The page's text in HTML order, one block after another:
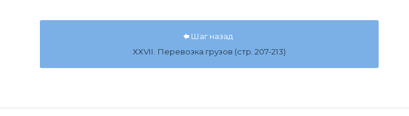
Шаг назад
ХХVII. Перевозка грузов (стр. 207-213)